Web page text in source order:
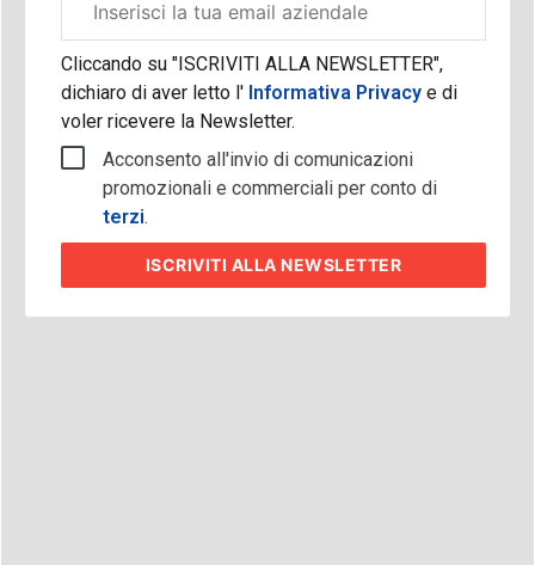
aziendale
Cliccando su "ISCRIVITI ALLA NEWSLETTER",
dichiaro di aver letto l'Informativa Privacy e di
voler ricevere la Newsletter.
Acconsento all'invio di comunicazioni
promozionali e commerciali per conto di
terzi.
ISCRIVITI ALLA NEWSLETTER